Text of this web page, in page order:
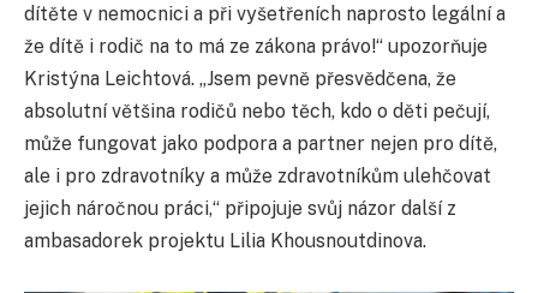
dítěte v nemocnici a při vyšetřeních naprosto legální a
že dítě i rodič na to má ze zákona právo!“ upozorňuje
Kristýna Leichtová. „Jsem pevně přesvědčena, že
absolutní většina rodičů nebo těch, kdo o děti pečují,
může fungovat jako podpora a partner nejen pro dítě,
ale i pro zdravotníky a může zdravotníkům ulehčovat
jejich náročnou práci,“ připojuje svůj názor další z
ambasadorek projektu Lilia Khousnoutdinova.